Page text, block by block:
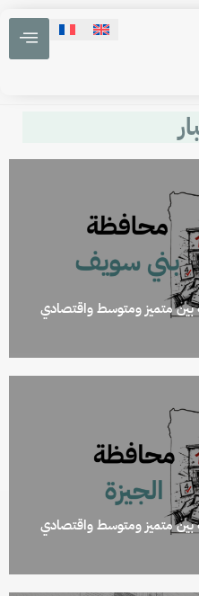
متميز ومتوسط واقتصادي
متميز ومتوسط واقتصادي